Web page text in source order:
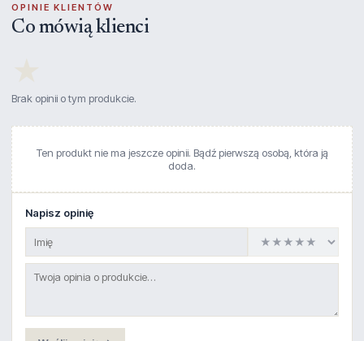
OPINIE KLIENTÓW
Co mówią klienci
Brak opinii o tym produkcie.
Ten produkt nie ma jeszcze opinii. Bądź pierwszą osobą, która ją
doda.
Napisz opinię